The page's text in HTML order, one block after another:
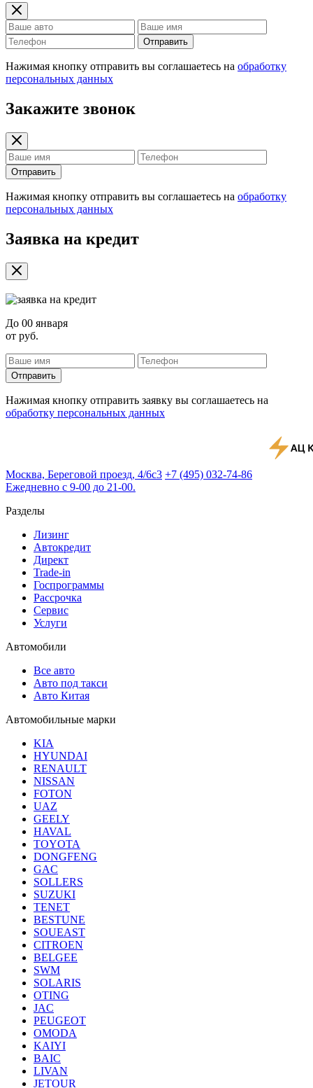
Отправить
Нажимая кнопку отправить вы соглашаетесь на обработку
персональных данных
Закажите звонок
Отправить
Нажимая кнопку отправить вы соглашаетесь на обработку
персональных данных
Заявка на кредит
До 00 января
от руб.
Отправить
Нажимая кнопку отправить заявку вы соглашаетесь на
обработку персональных данных
Москва, Береговой проезд, 4/6с3 +7 (495) 032-74-86
Ежедневно с 9-00 до 21-00.
Разделы
Лизинг
Автокредит
Директ
Trade-in
Госпрограммы
Рассрочка
Сервис
Услуги
Автомобили
Все авто
Авто под такси
Авто Китая
Автомобильные марки
KIA
HYUNDAI
RENAULT
NISSAN
FOTON
UAZ
GEELY
HAVAL
TOYOTA
DONGFENG
GAC
SOLLERS
SUZUKI
TENET
BESTUNE
SOUEAST
CITROEN
BELGEE
SWM
SOLARIS
OTING
JAC
PEUGEOT
OMODA
KAIYI
BAIC
LIVAN
JETOUR